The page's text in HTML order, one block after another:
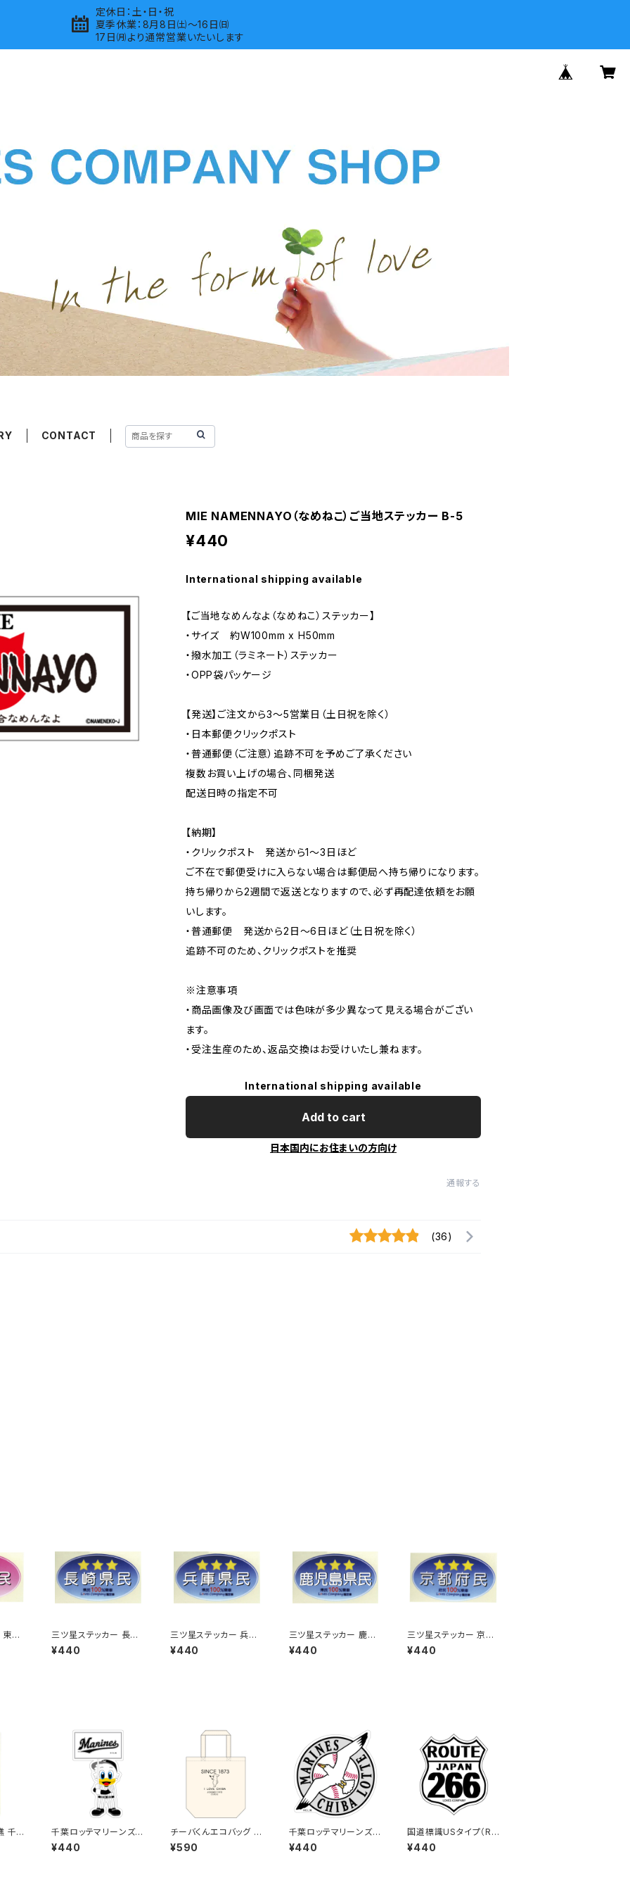
定休日：土・日・祝
夏季休業：8月8日㈯～16日㈰
17日㈪より通常営業いたいします
CONTACT
MIE NAMENNAYO（なめねこ）ご当地ステッカー B-5
¥440
International shipping available
【ご当地なめんなよ（なめねこ）ステッカー】
・サイズ 約W100mm x H50mm
・撥水加工（ラミネート）ステッカー
・OPP袋パッケージ
【発送】ご注文から3〜5営業日（土日祝を除く）
・日本郵便クリックポスト
・普通郵便（ご注意）追跡不可を予めご了承ください
複数お買い上げの場合、同梱発送
配送日時の指定不可
【納期】
・クリックポスト 発送から1〜3日ほど
ご不在で郵便受けに入らない場合は郵便局へ持ち帰りになります。
持ち帰りから2週間で返送となりますので、必ず再配達依頼をお願
いします。
・普通郵便 発送から2日〜6日ほど（土日祝を除く）
追跡不可のため、クリックポストを推奨
※注意事項
・商品画像及び画面では色味が多少異なって見える場合がござい
ます。
・受注生産のため、返品交換はお受けいたし兼ねます。
International shipping available
Add to cart
日本国内にお住まいの方向け
通報する
(36)
東京
三ツ星ステッカー 長崎
県民(ブルー)
¥440
三ツ星ステッカー 兵庫
県民(ブルー)
¥440
三ツ星ステッカー 鹿児
島県民(ブルー)
¥440
三ツ星ステッカー 京都
府民(ブルー)
¥440
千葉
千葉ロッテマリーンズス
テッカー12
¥440
チーバくんエコバッグ D
esign1
¥590
千葉ロッテマリーンズス
テッカー15
¥440
国道標識USタイプ（RO
UTE）ステッカー 266
号線（ホワイト）
¥440